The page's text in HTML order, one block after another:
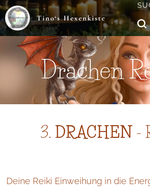
Tino‘s Hexenkiste
Drachen
3. DRACHEN -
Deine Reiki Einweihung in die